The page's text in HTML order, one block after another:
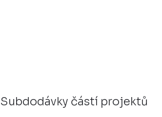
Subdodávky částí projektů